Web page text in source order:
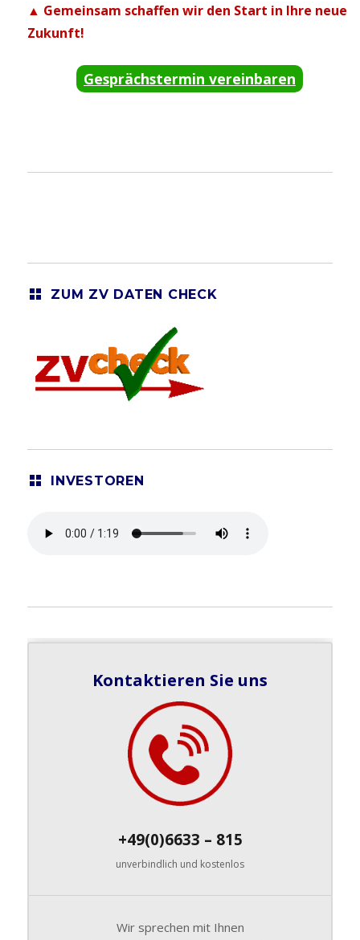
▲ Gemeinsam schaffen wir den Start in Ihre neue
Zukunft!
Gesprächstermin vereinbaren
ZUM ZV DATEN CHECK
INVESTOREN
Kontaktieren Sie uns
+49(0)6633 – 815
unverbindlich und kostenlos
Wir sprechen mit Ihnen